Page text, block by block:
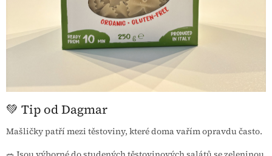
💚 Tip od Dagmar
Mašličky patří mezi těstoviny, které doma vařím opravdu často.